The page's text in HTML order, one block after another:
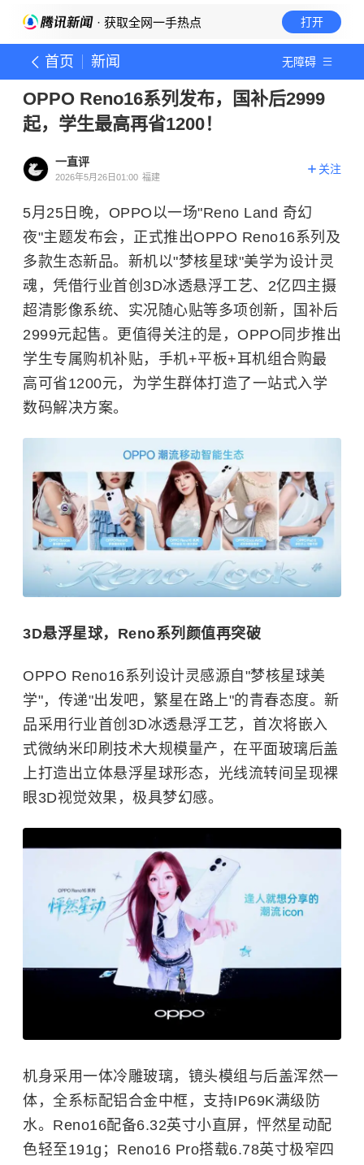
· 获取全网一手热点 打开
首页 新闻 无障碍
OPPO Reno16系列发布，国补后2999
起，学生最高再省1200！
一直评
2026年5月26日01:00 福建
关注
5月25日晚，OPPO以一场"Reno Land 奇幻
夜"主题发布会，正式推出OPPO Reno16系列及
多款生态新品。新机以"梦核星球"美学为设计灵
魂，凭借行业首创3D冰透悬浮工艺、2亿四主摄
超清影像系统、实况随心贴等多项创新，国补后
2999元起售。更值得关注的是，OPPO同步推出
学生专属购机补贴，手机+平板+耳机组合购最
高可省1200元，为学生群体打造了一站式入学
数码解决方案。
3D悬浮星球，Reno系列颜值再突破
OPPO Reno16系列设计灵感源自"梦核星球美
学"，传递"出发吧，繁星在路上"的青春态度。新
品采用行业首创3D冰透悬浮工艺，首次将嵌入
式微纳米印刷技术大规模量产，在平面玻璃后盖
上打造出立体悬浮星球形态，光线流转间呈现裸
眼3D视觉效果，极具梦幻感。
机身采用一体冷雕玻璃，镜头模组与后盖浑然一
体，全系标配铝合金中框，支持IP69K满级防
水。Reno16配备6.32英寸小直屏，怦然星动配
色轻至191g；Reno16 Pro搭载6.78英寸极窄四